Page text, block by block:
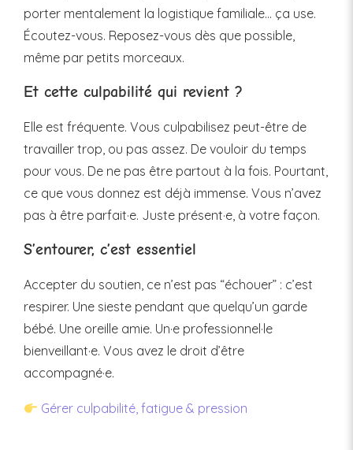
porter mentalement la logistique familiale… ça use.
Écoutez-vous. Reposez-vous dès que possible,
même par petits morceaux.
Et cette culpabilité qui revient ?
Elle est fréquente. Vous culpabilisez peut-être de
travailler trop, ou pas assez. De vouloir du temps
pour vous. De ne pas être partout à la fois. Pourtant,
ce que vous donnez est déjà immense. Vous n’avez
pas à être parfait·e. Juste présent·e, à votre façon.
S’entourer, c’est essentiel
Accepter du soutien, ce n’est pas “échouer” : c’est
respirer. Une sieste pendant que quelqu’un garde
bébé. Une oreille amie. Un·e professionnel·le
bienveillant·e. Vous avez le droit d’être
accompagné·e.
Gérer culpabilité, fatigue & pression